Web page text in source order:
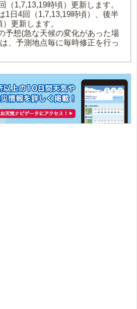
（1,7,13,19時頃）更新します。
1日4回（1,7,13,19時頃）、後半
更新します。
予想(急な天候の変化があった場
、予測地点毎に毎時修正を行っ